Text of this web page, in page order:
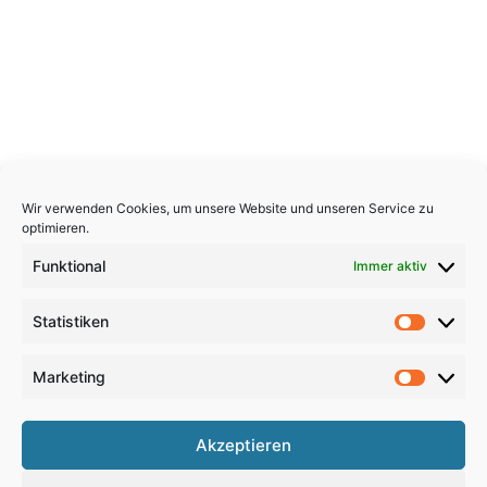
Wir verwenden Cookies, um unsere Website und unseren Service zu
optimieren.
Funktional Immer aktiv
Statistiken
Marketing
Akzeptieren
Copyright 2026, All Rights Reserved